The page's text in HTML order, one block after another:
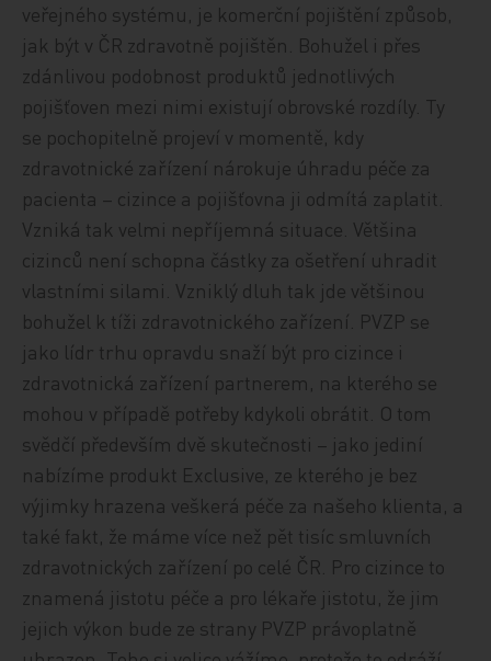
veřejného systému, je komerční pojištění způsob,
jak být v ČR zdravotně pojištěn. Bohužel i přes
zdánlivou podobnost produktů jednotlivých
pojišťoven mezi nimi existují obrovské rozdíly. Ty
se pochopitelně projeví v momentě, kdy
zdravotnické zařízení nárokuje úhradu péče za
pacienta – cizince a pojišťovna ji odmítá zaplatit.
Vzniká tak velmi nepříjemná situace. Většina
cizinců není schopna částky za ošetření uhradit
vlastními silami. Vzniklý dluh tak jde většinou
bohužel k tíži zdravotnického zařízení. PVZP se
jako lídr trhu opravdu snaží být pro cizince i
zdravotnická zařízení partnerem, na kterého se
mohou v případě potřeby kdykoli obrátit. O tom
svědčí především dvě skutečnosti – jako jediní
nabízíme produkt Exclusive, ze kterého je bez
výjimky hrazena veškerá péče za našeho klienta, a
také fakt, že máme více než pět tisíc smluvních
zdravotnických zařízení po celé ČR. Pro cizince to
znamená jistotu péče a pro lékaře jistotu, že jim
jejich výkon bude ze strany PVZP právoplatně